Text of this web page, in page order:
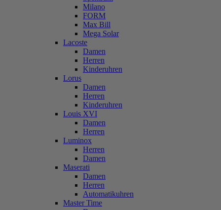
Milano
FORM
Max Bill
Mega Solar
Lacoste
Damen
Herren
Kinderuhren
Lorus
Damen
Herren
Kinderuhren
Louis XVI
Damen
Herren
Luminox
Herren
Damen
Maserati
Damen
Herren
Automatikuhren
Master Time